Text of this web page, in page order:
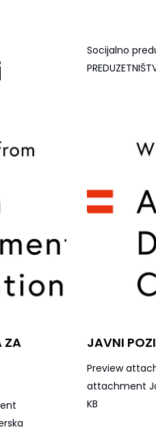
Socijalno
ZA
JAVNI
Preview
attachment
KB